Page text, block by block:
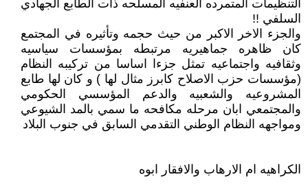
التنظيمات المتمرده العنفيه المسلحه ذات الطابع الجهادي
السلفي !!
والجزء الاخر الاكبر من حيث حجمه وتأثيره في المجتمع
كان ظاهره جماهيريه مرتبطه بمؤسسات سياسيه
وثقافيه واجتماعيه تمثل جزءا اساسا من تركيبه النظام
(مؤسسات حزب الاصلاح كابرز مثال لها ) و كان لها طابع
المشروعيه والشعبيه والدعم المؤسسي الحكومي
والمجتمعي ابان مرحله مكافحه ما سمي بالمد الشيوعي
ومواجهه النظام الوطني التقدمي السابق في جنوب البلاد
الكراهيه ام الارهاب والافقار ابوه